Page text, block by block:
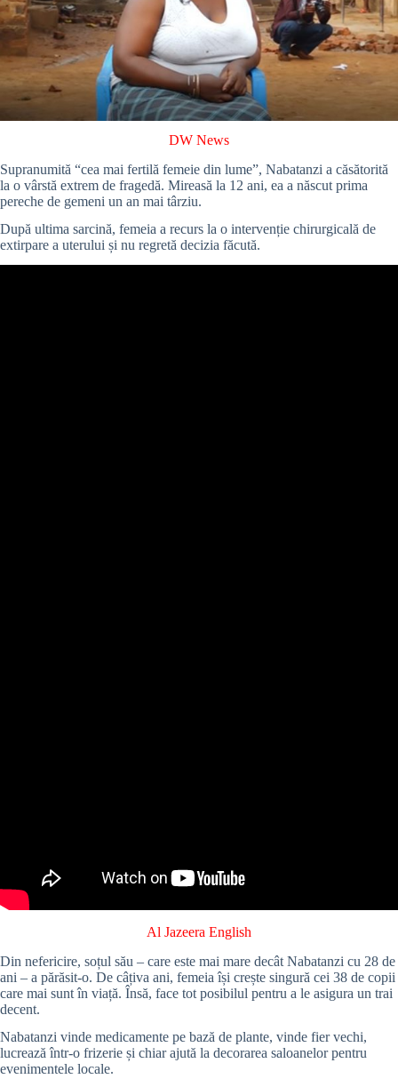
DW News
Supranumită “cea mai fertilă femeie din lume”, Nabatanzi a căsătorită
la o vârstă extrem de fragedă. Mireasă la 12 ani, ea a născut prima
pereche de gemeni un an mai târziu.
După ultima sarcină, femeia a recurs la o intervenție chirurgicală de
extirpare a uterului și nu regretă decizia făcută.
Al Jazeera English
Din nefericire, soțul său – care este mai mare decât Nabatanzi cu 28 de
ani – a părăsit-o. De câțiva ani, femeia își crește singură cei 38 de copii
care mai sunt în viață. Însă, face tot posibilul pentru a le asigura un trai
decent.
Nabatanzi vinde medicamente pe bază de plante, vinde fier vechi,
lucrează într-o frizerie și chiar ajută la decorarea saloanelor pentru
evenimentele locale.